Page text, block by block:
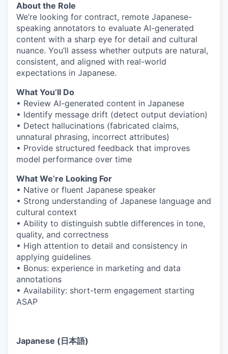
About the Role
We’re looking for contract, remote Japanese-
speaking annotators to evaluate AI-generated
content with a sharp eye for detail and cultural
nuance. You’ll assess whether outputs are natural,
consistent, and aligned with real-world
expectations in Japanese.
What You’ll Do
• Review AI-generated content in Japanese
• Identify message drift (detect output deviation)
• Detect hallucinations (fabricated claims,
unnatural phrasing, incorrect attributes)
• Provide structured feedback that improves
model performance over time
What We’re Looking For
• Native or fluent Japanese speaker
• Strong understanding of Japanese language and
cultural context
• Ability to distinguish subtle differences in tone,
quality, and correctness
• High attention to detail and consistency in
applying guidelines
• Bonus: experience in marketing and data
annotations
• Availability: short-term engagement starting
ASAP
Japanese (日本語)